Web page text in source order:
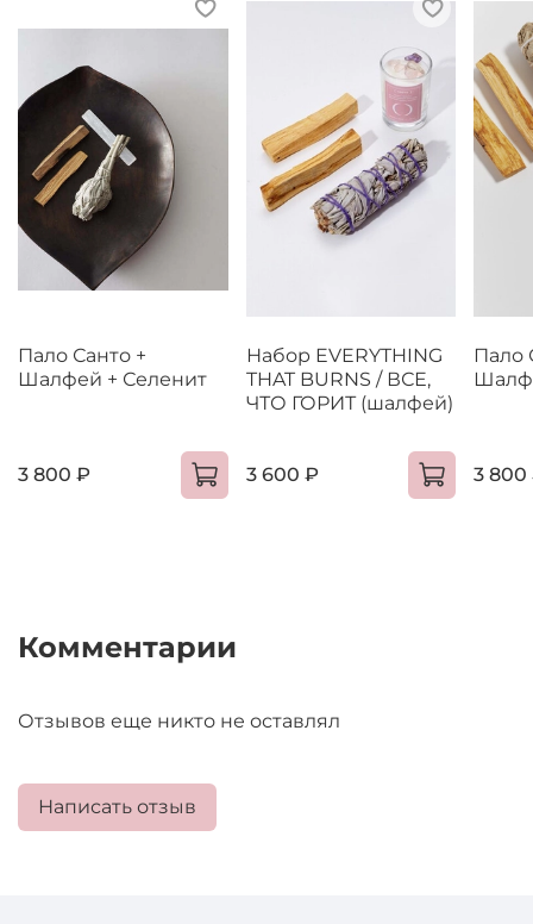
Пало Санто +
Шалфей + Селенит
3 800 ₽
Набор EVERYTHING
THAT BURNS / ВСЕ,
ЧТО ГОРИТ (шалфей)
3 600 ₽
Пало
3 800
Комментарии
Отзывов еще никто не оставлял
Написать отзыв